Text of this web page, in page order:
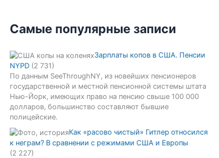
Самые популярные записи
Зарплаты копов в США. Пенсии
NYPD (2 731)
По данным SeeThroughNY, из новейших пенсионеров
государственной и местной пенсионной системы штата
Нью-Йорк, имеющих право на пенсию свыше 100 000
долларов, большинство составляют бывшие
полицейские.
Как «расово чистый» Гитлер относился
к неграм? В сравнении с режимами США и Европы
(2 227)